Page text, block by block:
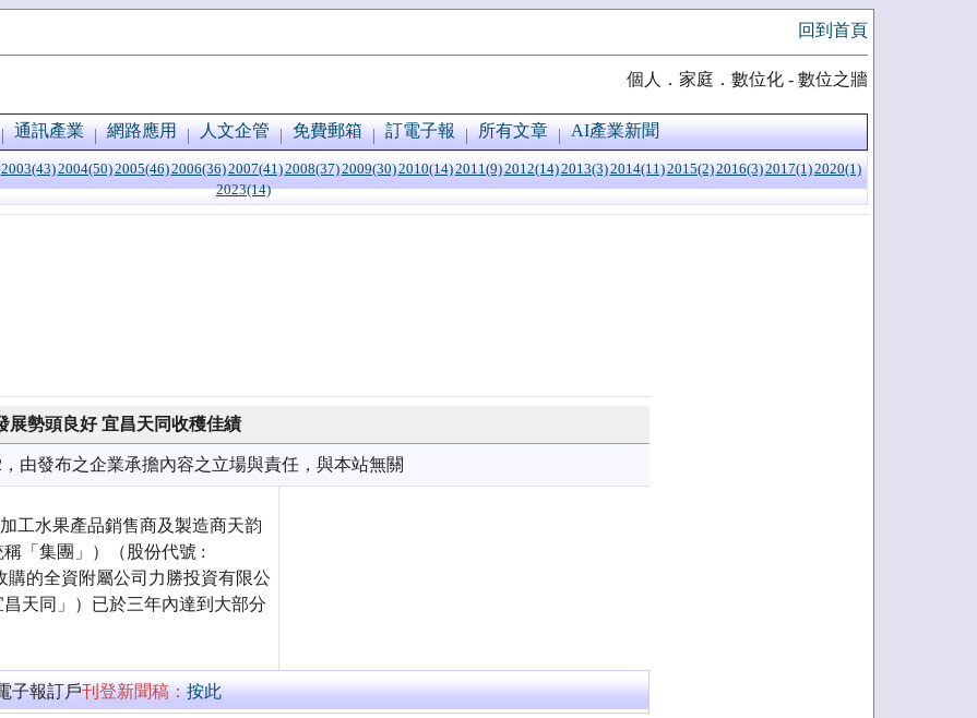
回到首頁
個人．家庭．數位化 - 數位之牆
通訊產業 網路應用 人文企管 免費郵箱 訂電子報 所有文章 AI產業新聞
2003(43)2004(50)2005(46)2006(36)2007(41)2008(37)2009(30)2010(14)2011(9)2012(14)2013(3)2014(11)2015(2)2016(3)2017(1)2020(1)
2023(14)
展勢頭良好 宜昌天同收穫佳績
由發布之企業承擔內容之立場與責任，與本站無關
工水果產品銷售商及製造商天韵
「集團」）（股份代號 :
購的全資附屬公司力勝投資有限公
天同」）已於三年內達到大部分
子報訂戶刊登新聞稿：按此